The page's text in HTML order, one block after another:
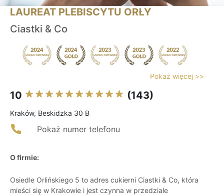
LAUREAT PLEBISCYTU ORŁY
Ciastki & Co
Pokaż więcej >>
10 (143)
Kraków, Beskidzka 30 B
Pokaż numer telefonu
O firmie:
Osiedle Orlińskiego 5 to adres cukierni Ciastki & Co, która
mieści się w Krakowie i jest czynna w przedziale